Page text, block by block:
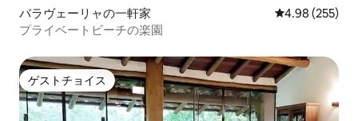
バラヴェーリャの一軒家 レビュー255
4.98 (255)
プライベートビーチの楽園
ゲストチョイス
ゲストチョイス